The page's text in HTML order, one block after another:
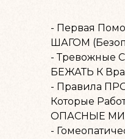
- Первая
ШАГОМ
- Тревожные
БЕЖАТЬ К
- Правила
Которые
ОПАСНЫЕ
-